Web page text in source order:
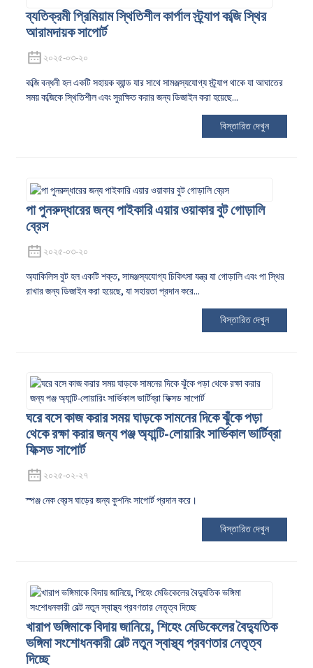
ব্যতিক্রমী প্রিমিয়াম স্থিতিশীল কার্পাল স্ট্র্যাপ কব্জি স্থির
আরামদায়ক সাপোর্ট
২০২৫-০৩-২০
কব্জি বন্ধনী হল একটি সহায়ক ব্যান্ড যার সাথে সামঞ্জস্যযোগ্য স্ট্র্যাপ থাকে যা আঘাতের
সময় কব্জিকে স্থিতিশীল এবং সুরক্ষিত করার জন্য ডিজাইন করা হয়েছে...
বিস্তারিত দেখুন
পা পুনরুদ্ধারের জন্য পাইকারি এয়ার ওয়াকার বুট গোড়ালি
ব্রেস
২০২৫-০৩-২০
অ্যাকিলিস বুট হল একটি শক্ত, সামঞ্জস্যযোগ্য চিকিৎসা যন্ত্র যা গোড়ালি এবং পা স্থির
রাখার জন্য ডিজাইন করা হয়েছে, যা সহায়তা প্রদান করে...
বিস্তারিত দেখুন
ঘরে বসে কাজ করার সময় ঘাড়কে সামনের দিকে ঝুঁকে পড়া
থেকে রক্ষা করার জন্য পঞ্জ অ্যান্টি-লোয়ারিং সার্ভিকাল ভার্টিব্রা
ফিক্সড সাপোর্ট
২০২৫-০২-২৭
স্পঞ্জ নেক ব্রেস ঘাড়ের জন্য কুশনিং সাপোর্ট প্রদান করে।
বিস্তারিত দেখুন
খারাপ ভঙ্গিমাকে বিদায় জানিয়ে, শিহেং মেডিকেলের বৈদ্যুতিক
ভঙ্গিমা সংশোধনকারী বেল্ট নতুন স্বাস্থ্য প্রবণতার নেতৃত্ব
দিচ্ছে